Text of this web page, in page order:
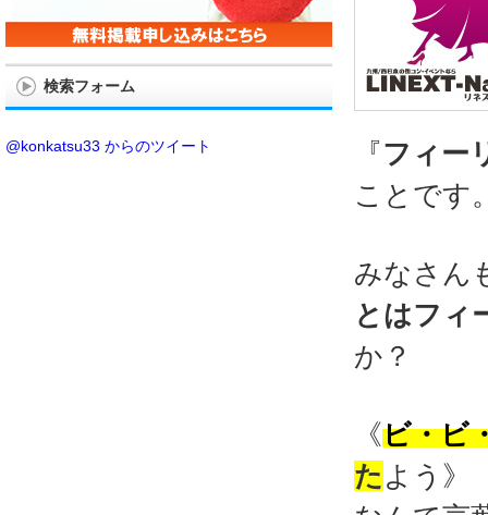
『フィー
ことです
みなさん
とはフィ
か？
《ビ・ビ
た よう》
検索フォーム
@konkatsu33 からのツイート